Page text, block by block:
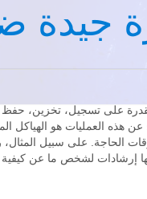
جيدة
على تسجيل، تخزين، حفظ
عن هذه العمليات هو الهياكل
الحاجة. على سبيل
إرشادات لشخص ما عن كيفية